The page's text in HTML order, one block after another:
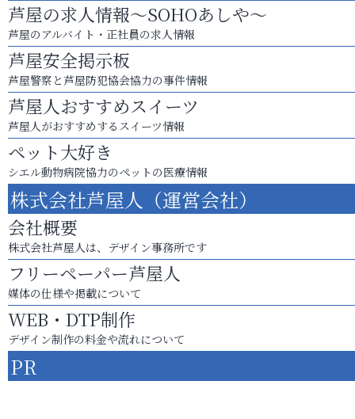
芦屋の求人情報～SOHOあしや～
芦屋のアルバイト・正社員の求人情報
芦屋安全掲示板
芦屋警察と芦屋防犯協会協力の事件情報
芦屋人おすすめスイーツ
芦屋人がおすすめするスイーツ情報
ペット大好き
シエル動物病院協力のペットの医療情報
株式会社芦屋人（運営会社）
会社概要
株式会社芦屋人は、デザイン事務所です
フリーペーパー芦屋人
媒体の仕様や掲載について
WEB・DTP制作
デザイン制作の料金や流れについて
PR